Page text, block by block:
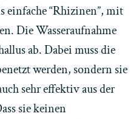
einfache “Rhizinen”, mit
Die Wasseraufnahme
ab. Dabei muss die
werden, sondern sie
sehr effektiv aus der
sie keinen